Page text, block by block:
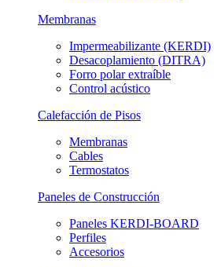
Membranas
Impermeabilizante (KERDI)
Desacoplamiento (DITRA)
Forro polar extraíble
Control acústico
Calefacción de Pisos
Membranas
Cables
Termostatos
Paneles de Construcción
Paneles KERDI-BOARD
Perfiles
Accesorios